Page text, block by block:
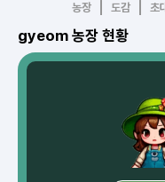
농장 도감 초
gyeom 농장 현황